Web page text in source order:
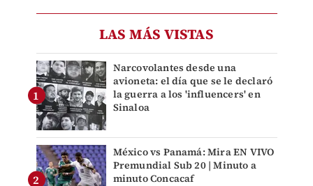
LAS MÁS VISTAS
Narcovolantes desde una
avioneta: el día que se le declaró
la guerra a los 'influencers' en
Sinaloa
México vs Panamá: Mira EN VIVO
Premundial Sub 20 | Minuto a
minuto Concacaf